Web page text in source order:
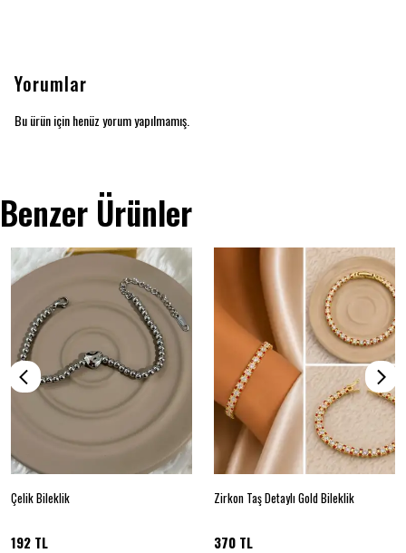
Yorumlar
Bu ürün için henüz yorum yapılmamış.
Benzer Ürünler
Çelik Bileklik
192 TL
Zirkon Taş Detaylı Gold Bileklik
370 TL